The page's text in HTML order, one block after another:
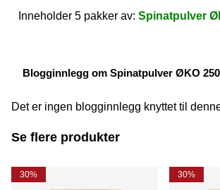
Inneholder 5 pakker av: Spinatpulver
Blogginnlegg om Spinatpulver ØKO
Det er ingen blogginnlegg knyttet til
Se flere produkter
30% 30%